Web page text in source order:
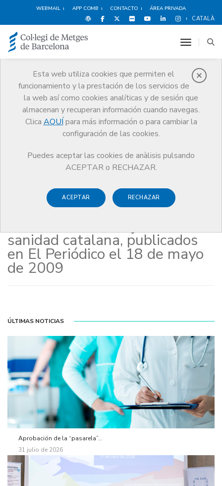
WEBMAIL APP COMB CONTACTO ÁREA PRIVADA
CATALÀ
Esta web utiliza cookies que permiten el
funcionamiento y la prestación de los servicios de
la web así como cookies analíticas y de sesión que
almacenan y recuperan información cuando navegas.
Clica AQUÍ para más información o para cambiar la
configuración de las cookies.
Puedes aceptar las cookies de anàlisis pulsando
ACEPTAR o RECHAZAR.
ACEPTAR RECHAZAR
toggle
Noticias
Comunicación
Noticias
Información y editorial sobre los médicos extranjeros en la sanidad
catalana, publicados en El Periódico el 18 de mayo de 2009
18 MAYO DE 2009
Información y editorial sobre
los médicos extranjeros en la
sanidad catalana, publicados
en El Periódico el 18 de mayo
de 2009
ÚLTIMAS NOTICIAS
Aprobación de la “pasarela”...
31 julio de 2026